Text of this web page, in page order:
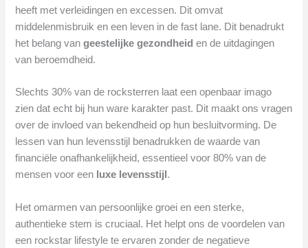
heeft met verleidingen en excessen. Dit omvat
middelenmisbruik en een leven in de fast lane. Dit benadrukt
het belang vangeestelijke gezondheid en de uitdagingen
van beroemdheid.
Slechts 30% van de rocksterren laat een openbaar imago
zien dat echt bij hun ware karakter past. Dit maakt ons vragen
over de invloed van bekendheid op hun besluitvorming. De
lessen van hun levensstijl benadrukken de waarde van
financiële onafhankelijkheid, essentieel voor 80% van de
mensen voor een luxe levensstijl .
Het omarmen van persoonlijke groei en een sterke,
authentieke stem is cruciaal. Het helpt ons de voordelen van
een rockstar lifestyle te ervaren zonder de negatieve